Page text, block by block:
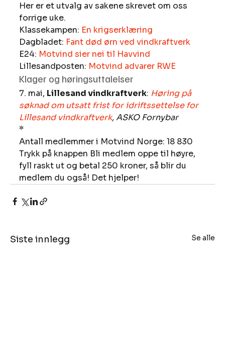
Her er et utvalg av sakene skrevet om oss
forrige uke.
Klassekampen: En krigserklæring
Dagbladet: Fant død ørn ved vindkraftverk
E24: Motvind sier nei til Havvind
Lillesandposten: Motvind advarer RWE
Klager og høringsuttalelser
7. mai, Lillesand vindkraftverk: Høring på
søknad om utsatt frist for idriftssettelse for
Lillesand vindkraftverk, ASKO Fornybar
*
Antall medlemmer i Motvind Norge: 18 830
Trykk på knappen Bli medlem oppe til høyre,
fyll raskt ut og betal 250 kroner, så blir du
medlem du også! Det hjelper!
Siste innlegg Se alle